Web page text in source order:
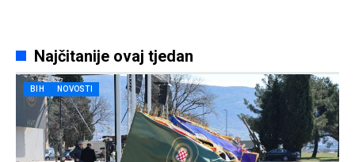
Najčitanije ovaj tjedan
BIH NOVOSTI